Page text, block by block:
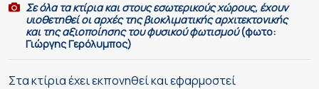
Σε όλα τα κτίρια και στους εσωτερικούς χώρους, έχουν
υιοθετηθεί οι αρχές της βιοκλιματικής αρχιτεκτονικής
και της αξιοποίησης του φυσικού φωτισμού(φωτο:
Γιώργης Γερόλυμπος)
Στα κτίρια έχει εκπονηθεί και εφαρμοστεί